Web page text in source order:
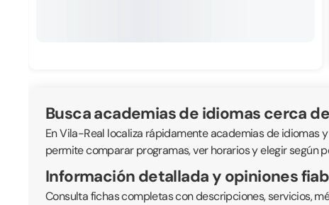
Busca academias de idiomas cerca
En Vila-Real localiza rápidamente academias de idiomas
permite comparar programas, ver horarios y elegir según
Información detallada y opiniones
Consulta fichas completas con descripciones, servicios,